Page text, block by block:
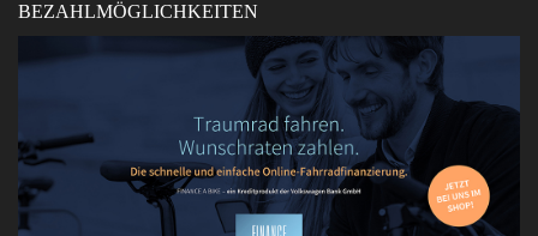
BEZAHLMÖGLICHKEITEN